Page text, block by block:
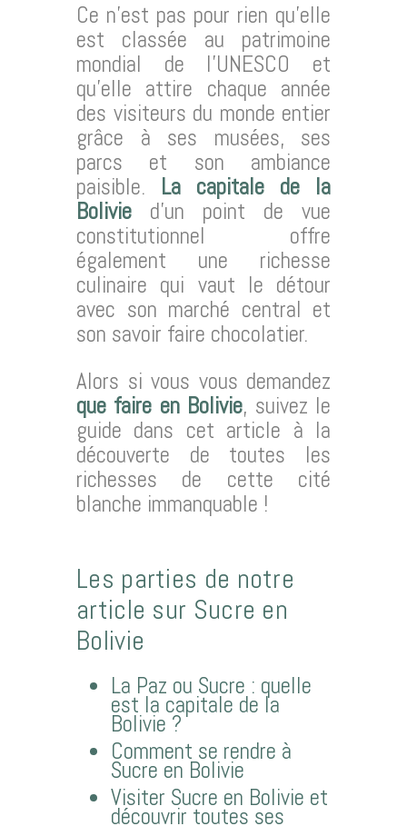
Ce n’est pas pour rien qu’elle
est classée au patrimoine
mondial de l’UNESCO et
qu’elle attire chaque année
des visiteurs du monde entier
grâce à ses musées, ses
parcs et son ambiance
paisible. La capitale de la
Bolivie d’un point de vue
constitutionnel offre
également une richesse
culinaire qui vaut le détour
avec son marché central et
son savoir faire chocolatier.
Alors si vous vous demandez
que faire en Bolivie, suivez le
guide dans cet article à la
découverte de toutes les
richesses de cette cité
blanche immanquable !
Les parties de notre
article sur Sucre en
Bolivie
La Paz ou Sucre : quelle
est la capitale de la
Bolivie ?
Comment se rendre à
Sucre en Bolivie
Visiter Sucre en Bolivie et
découvrir toutes ses